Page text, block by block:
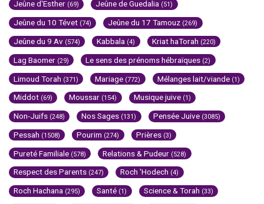
Jeûne d'Esther (69) Jeûne de Guedalia (51)
Jeûne du 10 Tévet (74) Jeûne du 17 Tamouz (269)
Jeûne du 9 Av (574) Kabbala (4) Kriat haTorah (220)
Lag Baomer (29) Le sens des prénoms hébraïques (2)
Limoud Torah (371) Mariage (772) Mélanges lait/viande (1)
Middot (69) Moussar (154) Musique juive (1)
Non-Juifs (248) Nos Sages (131) Pensée Juive (3085)
Pessah (1508) Pourim (274) Prières (3)
Pureté Familiale (578) Relations & Pudeur (528)
Respect des Parents (247) Roch 'Hodech (4)
Roch Hachana (295) Santé (1) Science & Torah (33)